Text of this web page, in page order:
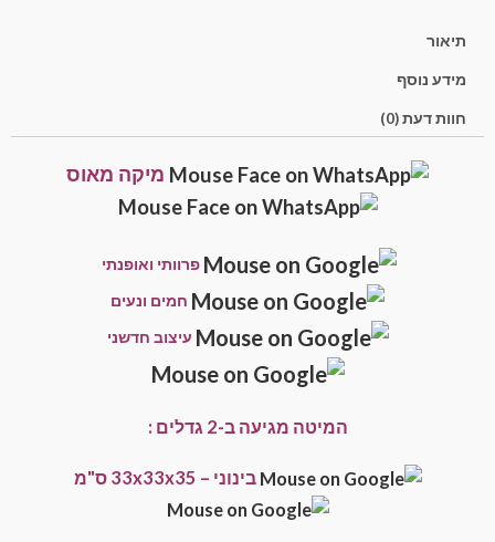
תיאור
מידע נוסף
חוות דעת (0)
מיקה מאוס
פרוותי ואופנתי
חמים ונעים
עיצוב חדשני
המיטה מגיעה ב-2 גדלים :
בינוני – 33x33x35 ס"מ